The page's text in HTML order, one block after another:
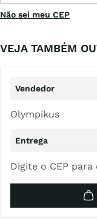
Não sei meu CEP
VEJA TAMBÉM
Olympikus
Digite o CEP